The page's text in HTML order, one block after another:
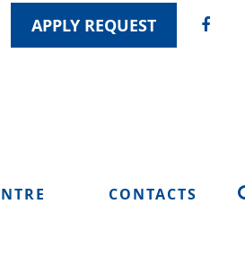
APPLY REQUEST
CONTACTS